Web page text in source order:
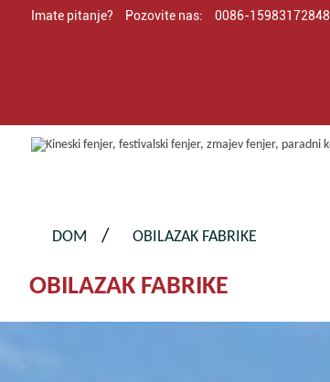
Imate pitanje? Pozovite nas: 0086-15983172848
DOM OBILAZAK FABRIKE
OBILAZAK FABRIKE